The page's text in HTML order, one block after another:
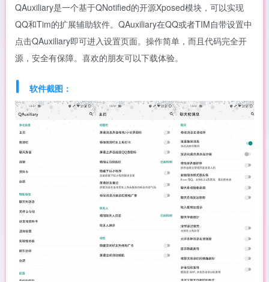
QAuxiliary是一个基于QNotified的开源Xposed模块，可以实现
QQ和Tim的扩展辅助软件。QAuxiliary在QQ或者TIM自带设置中
点击QAuxiliary即可进入设置页面。操作简单，而且代码完全开
源，安全有保障。喜欢的朋友可以下载体验。
软件截图：